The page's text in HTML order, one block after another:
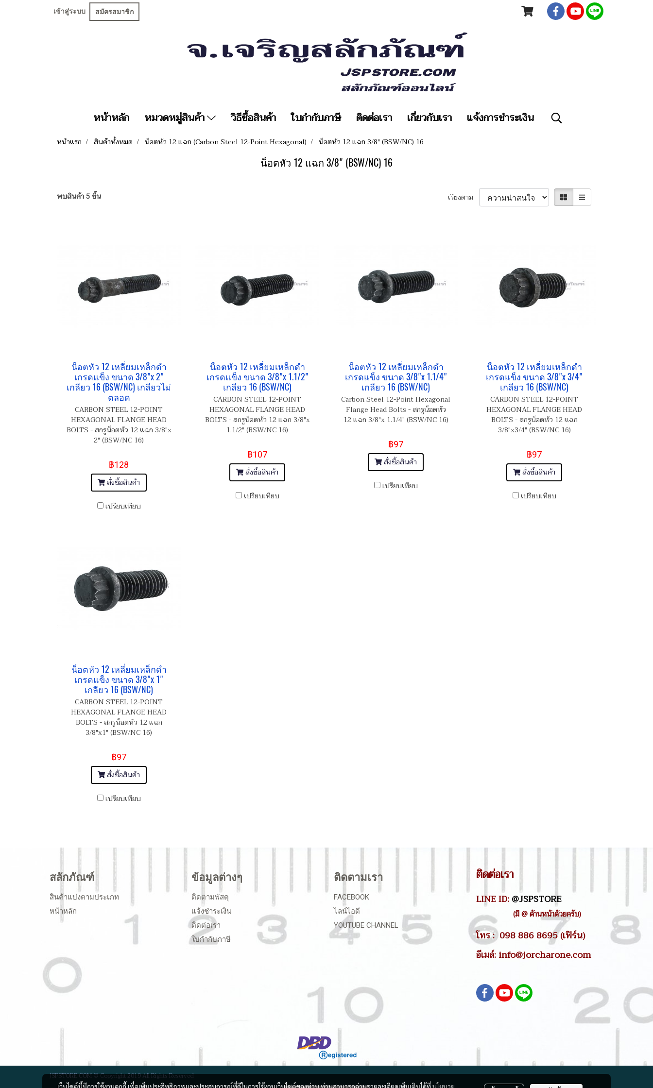
เข้าสู่ระบบ สมัครสมาชิก
หน้าหลัก หมวดหมู่สินค้า วิธีซื้อสินค้า ใบกำกับภาษี ติดต่อเรา เกี่ยวกับเรา แจ้งการชำระเงิน
หน้าแรก สินค้าทั้งหมด น็อตหัว 12 แฉก (Carbon Steel 12-Point Hexagonal) น็อตหัว 12 แฉก 3/8" (BSW/NC) 16
น็อตหัว 12 แฉก 3/8" (BSW/NC) 16
พบสินค้า 5 ชิ้น เรียงตาม
น็อตหัว 12 เหลี่ยมเหล็กดำ
เกรดแข็ง ขนาด 3/8"x 2"
เกลียว 16 (BSW/NC) เกลียวไม่
ตลอด
CARBON STEEL 12-POINT
HEXAGONAL FLANGE HEAD
BOLTS - สกรูน็อตหัว 12 แฉก 3/8"x
2" (BSW/NC 16)
฿128
สั่งซื้อสินค้า
เปรียบเทียบ
น็อตหัว 12 เหลี่ยมเหล็กดำ
เกรดแข็ง ขนาด 3/8"x 1.1/2"
เกลียว 16 (BSW/NC)
CARBON STEEL 12-POINT
HEXAGONAL FLANGE HEAD
BOLTS - สกรูน็อตหัว 12 แฉก 3/8"x
1.1/2" (BSW/NC 16)
฿107
สั่งซื้อสินค้า
เปรียบเทียบ
น็อตหัว 12 เหลี่ยมเหล็กดำ
เกรดแข็ง ขนาด 3/8"x 1.1/4"
เกลียว 16 (BSW/NC)
Carbon Steel 12-Point Hexagonal
Flange Head Bolts - สกรูน็อตหัว
12 แฉก 3/8"x 1.1/4" (BSW/NC 16)
฿97
สั่งซื้อสินค้า
เปรียบเทียบ
น็อตหัว 12 เหลี่ยมเหล็กดำ
เกรดแข็ง ขนาด 3/8"x 3/4"
เกลียว 16 (BSW/NC)
CARBON STEEL 12-POINT
HEXAGONAL FLANGE HEAD
BOLTS - สกรูน็อตหัว 12 แฉก
3/8"x3/4" (BSW/NC 16)
฿97
สั่งซื้อสินค้า
เปรียบเทียบ
น็อตหัว 12 เหลี่ยมเหล็กดำ
เกรดแข็ง ขนาด 3/8"x 1"
เกลียว 16 (BSW/NC)
CARBON STEEL 12-POINT
HEXAGONAL FLANGE HEAD
BOLTS - สกรูน็อตหัว 12 แฉก
3/8"x1" (BSW/NC 16)
฿97
สั่งซื้อสินค้า
เปรียบเทียบ
สลักภัณฑ์
สินค้าแบ่งตามประเภท
หน้าหลัก
ข้อมูลต่างๆ
ติดตามพัสดุ
แจ้งชำระเงิน
ติดต่อเรา
ใบกำกับภาษี
ติดตามเรา
FACEBOOK
ไลน์ไอดี
YOUTUBE CHANNEL
ติดต่อเรา
LINE ID:@JSPSTORE
(มี @ ด้านหน้าด้วยครับ)
โทร : 098 886 8695 (เฟิร์น)
อีเมล์: info@jorcharone.com
JSPSTORE.COM © Copyright 2019 All Rights Reserved